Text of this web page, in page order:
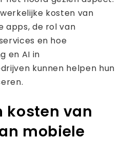
kosten van
apps, de rol van
en hoe
en AI in
kunnen helpen hun
kosten van
mobiele